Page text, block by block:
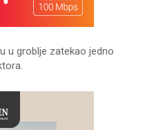
u groblje zatekao jedno